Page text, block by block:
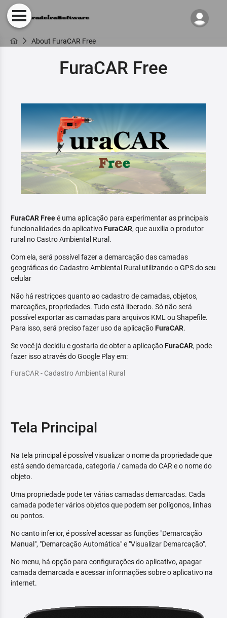
About FuraCAR Free
FuraCAR Free
FuraCAR Freeé uma aplicação para experimentar as principais
funcionalidades do aplicativoFuraCAR, que auxilia o produtor
rural no Castro Ambiental Rural.
Com ela, será possível fazer a demarcação das camadas
geográficas do Cadastro Ambiental Rural utilizando o GPS do seu
celular
Não há restriçoes quanto ao cadastro de camadas, objetos,
marcações, propriedades. Tudo está liberado. Só não será
possível exportar as camadas para arquivos KML ou Shapefile.
Para isso, será preciso fazer uso da aplicaçãoFuraCAR.
Se você já decidiu e gostaria de obter a aplicaçãoFuraCAR, pode
fazer isso através do Google Play em:
FuraCAR - Cadastro Ambiental Rural
Tela Principal
Na tela principal é possível visualizar o nome da propriedade que
está sendo demarcada, categoria / camada do CAR e o nome do
objeto.
Uma propriedade pode ter várias camadas demarcadas. Cada
camada pode ter vários objetos que podem ser polígonos, linhas
ou pontos.
No canto inferior, é possível acessar as funções "Demarcação
Manual", "Demarcação Automática" e "Visualizar Demarcação".
No menu, há opção para configurações do aplicativo, apagar
camada demarcada e acessar informações sobre o aplicativo na
internet.